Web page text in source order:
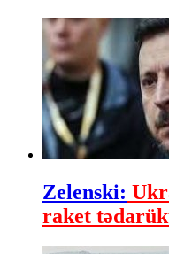
Zelenski:
raket